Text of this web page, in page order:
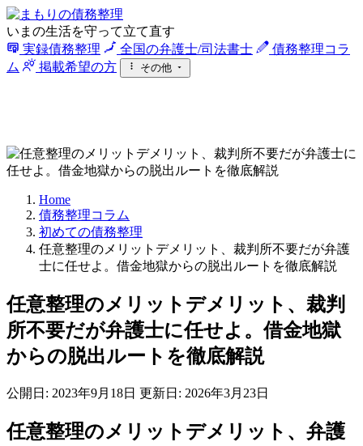
いまの生活を守って立て直す
実録債務整理
全国の弁護士/司法書士
債務整理コラ
ム
掲載希望の方 その他
Home
債務整理コラム
初めての債務整理
任意整理のメリットデメリット、裁判所不要だが弁護
士に任せよ。借金地獄からの脱出ルートを徹底解説
任意整理のメリットデメリット、裁判
所不要だが弁護士に任せよ。借金地獄
からの脱出ルートを徹底解説
公開日: 2023年9月18日 更新日: 2026年3月23日
任意整理のメリットデメリット、弁護